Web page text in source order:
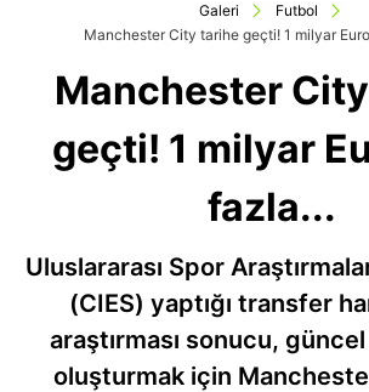
Galeri
Futbol
Manchester City tarihe geçti! 1 milyar
Manchester
geçti! 1 milyar
fazla...
Uluslararası Spor
(CIES) yaptığı transfer
araştırması sonucu,
oluşturmak için